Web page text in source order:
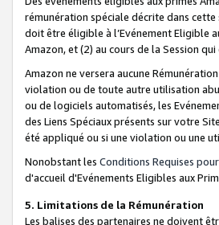
rémunération spéciale décrite dans cette
doit être éligible à l’Evénement Eligible
Amazon, et (2) au cours de la Session
Amazon ne versera aucune
violation ou de toute autre utilisation
ou de logiciels automatisés, les
des Liens Spéciaux présents sur votre
été appliqué ou si une violation ou une
Nonobstant les Conditions Requises
d'accueil d'Evénements Eligibles aux
5. Limitations de la Rémunération
Les balises des partenaires ne doivent